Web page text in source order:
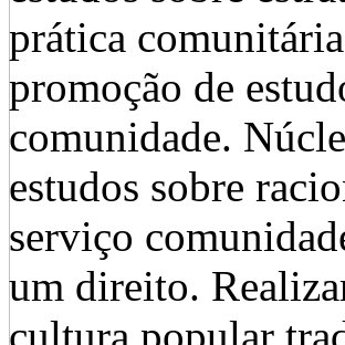
prática
promoção de
comunidade.
estudos sobre
serviço
um direito.